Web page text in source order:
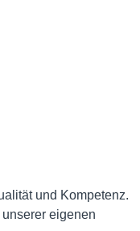
und Kompetenz.
eigenen